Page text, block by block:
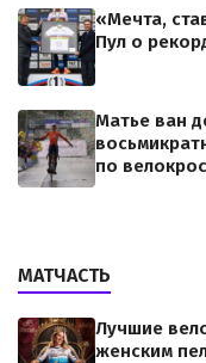
«Мечта,
Пул о
Матье ван
по
МАТЧАСТЬ
Лучшие
женским